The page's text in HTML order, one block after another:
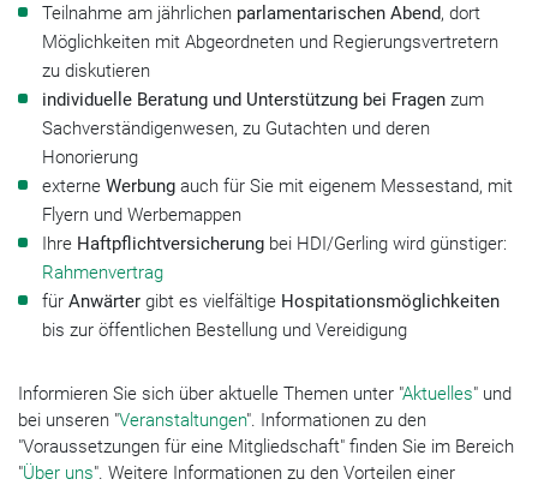
Teilnahme am jährlichen parlamentarischen Abend, dort
Möglichkeiten mit Abgeordneten und Regierungsvertretern
zu diskutieren
individuelle Beratung und Unterstützung bei Fragen zum
Sachverständigenwesen, zu Gutachten und deren
Honorierung
externe Werbung auch für Sie mit eigenem Messestand, mit
Flyern und Werbemappen
Ihre Haftpflichtversicherung bei HDI/Gerling wird günstiger:
Rahmenvertrag
für Anwärter gibt es vielfältige Hospitationsmöglichkeiten
bis zur öffentlichen Bestellung und Vereidigung
Informieren Sie sich über aktuelle Themen unter "Aktuelles" und
bei unseren "Veranstaltungen". Informationen zu den
"Voraussetzungen für eine Mitgliedschaft" finden Sie im Bereich
"Über uns". Weitere Informationen zu den Vorteilen einer